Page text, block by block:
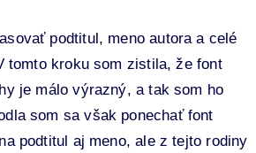
podtitul, meno autora a celé
tomto kroku som zistila, že font
je málo výrazný, a tak som ho
som sa však ponechať font
podtitul aj meno, ale z tejto rodiny